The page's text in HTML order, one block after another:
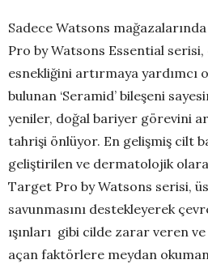
Sadece Watsons
Pro by Watsons Essential
esnekliğini artırmaya yardımcı
bulunan ‘Seramid’ bileşeni
yeniler, doğal bariyer görevini
tahrişi önlüyor. En gelişmiş cilt
geliştirilen ve dermatolojik
Target Pro by Watsons serisi,
savunmasını destekleyerek
ışınları gibi cilde zarar veren
açan faktörlere meydan